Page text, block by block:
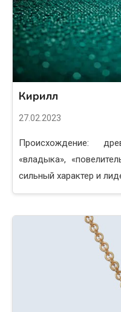
Кирилл
27.02.2023
Происхождение:
«владыка»,
сильный характер и